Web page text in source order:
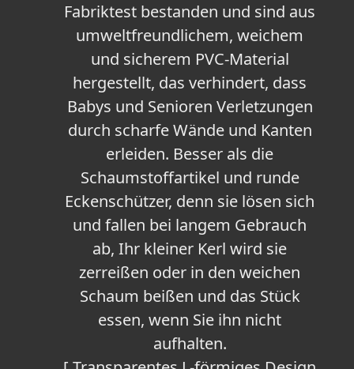
Fabriktest bestanden und sind aus
umweltfreundlichem, weichem
und sicherem PVC-Material
hergestellt, das verhindert, dass
Babys und Senioren Verletzungen
durch scharfe Wände und Kanten
erleiden. Besser als die
Schaumstoffartikel und runde
Eckenschützer, denn sie lösen sich
und fallen bei langem Gebrauch
ab, Ihr kleiner Kerl wird sie
zerreißen oder in den weichen
Schaum beißen und das Stück
essen, wenn Sie ihn nicht
aufhalten.